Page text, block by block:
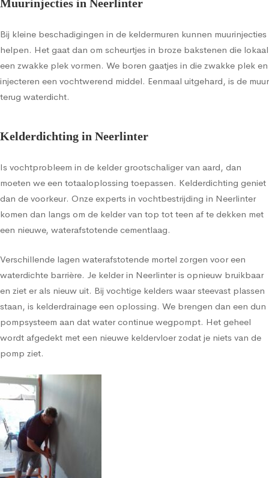
Muurinjecties in Neerlinter
Bij kleine beschadigingen in de keldermuren kunnen muurinjecties
helpen. Het gaat dan om scheurtjes in broze bakstenen die lokaal
een zwakke plek vormen. We boren gaatjes in die zwakke plek en
injecteren een vochtwerend middel. Eenmaal uitgehard, is de muur
terug waterdicht.
Kelderdichting in Neerlinter
Is vochtprobleem in de kelder grootschaliger van aard, dan
moeten we een totaaloplossing toepassen. Kelderdichting geniet
dan de voorkeur. Onze experts in vochtbestrijding in Neerlinter
komen dan langs om de kelder van top tot teen af te dekken met
een nieuwe, waterafstotende cementlaag.
Verschillende lagen waterafstotende mortel zorgen voor een
waterdichte barrière. Je kelder in Neerlinter is opnieuw bruikbaar
en ziet er als nieuw uit. Bij vochtige kelders waar steevast plassen
staan, is kelderdrainage een oplossing. We brengen dan een dun
pompsysteem aan dat water continue wegpompt. Het geheel
wordt afgedekt met een nieuwe keldervloer zodat je niets van de
pomp ziet.